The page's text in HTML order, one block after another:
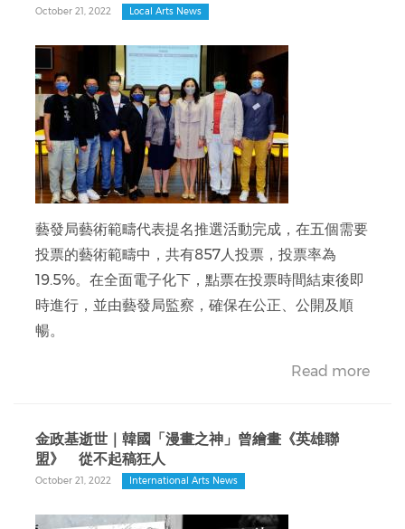
October 21, 2022 Local Arts News
藝發局藝術範疇代表提名推選活動完成，在五個需要
投票的藝術範疇中，共有857人投票，投票率為
19.5%。在全面電子化下，點票在投票時間結束後即
時進行，並由藝發局監察，確保在公正、公開及順
暢。
Read more
金政基逝世｜韓國「漫畫之神」曾繪畫《英雄聯
盟》 從不起稿狂人
October 21, 2022 International Arts News